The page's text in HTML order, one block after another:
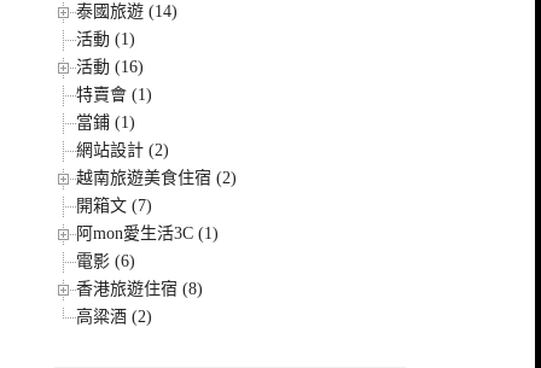
泰國旅遊 (14)
活動 (1)
活動 (16)
特賣會 (1)
當鋪 (1)
網站設計 (2)
越南旅遊美食住宿 (2)
開箱文 (7)
阿mon愛生活3C (1)
電影 (6)
香港旅遊住宿 (8)
高粱酒 (2)